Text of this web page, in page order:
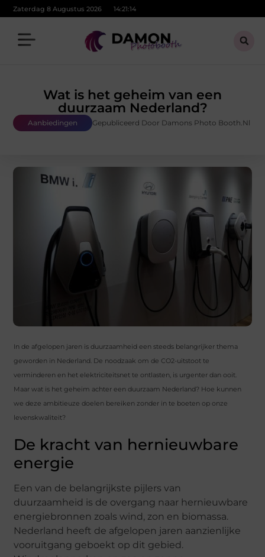
Zaterdag 8 Augustus 2026 14:21:16
Wat is het geheim van een
duurzaam Nederland?
Aanbiedingen Gepubliceerd Door Damons Photo Booth.nl
In de afgelopen jaren is duurzaamheid een steeds belangrijker thema
geworden in Nederland. De noodzaak om de CO2-uitstoot te
verminderen en het elektriciteitsnet te ontlasten, is urgenter dan ooit.
Maar wat is het geheim achter een duurzaam Nederland? Hoe kunnen
we deze ambitieuze doelen bereiken zonder in te boeten op onze
levenskwaliteit?
De kracht van hernieuwbare
energie
Een van de belangrijkste pijlers van
duurzaamheid is de overgang naar hernieuwbare
energiebronnen zoals wind, zon en biomassa.
Nederland heeft de afgelopen jaren aanzienlijke
vooruitgang geboekt op dit gebied.